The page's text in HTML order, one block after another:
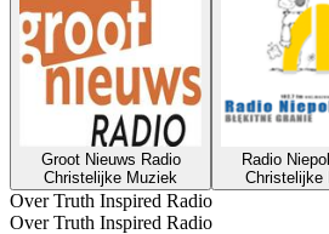
Groot Nieuws Radio
Christelijke Muziek
Radio
Christelijke
Over Truth Inspired Radio
Over Truth Inspired Radio